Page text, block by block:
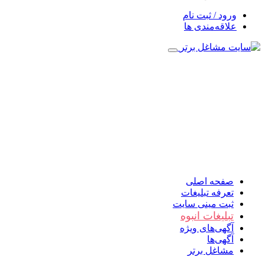
ورود / ثبت نام
علاقه‌مندی ها
صفحه اصلی
تعرفه تبلیغات
ثبت مینی سایت
تبلیغات انبوه
آگهی‌های ویژه
آگهی‌ها
مشاغل برتر